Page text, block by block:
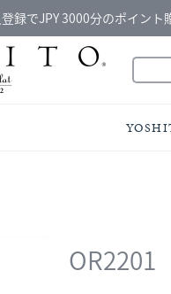
録でJPY 3000分のポイント
OR2201